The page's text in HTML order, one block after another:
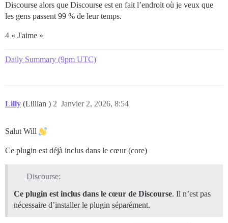
Discourse alors que Discourse est en fait l’endroit où je veux que
les gens passent 99 % de leur temps.
4 « J'aime »
Daily Summary (9pm UTC)
Lilly (Lillian ) Janvier 2, 2026, 8:54
2
Salut Will
Ce plugin est déjà inclus dans le cœur (core)
Discourse:
Ce plugin est inclus dans le cœur de Discourse. Il n’est pas
nécessaire d’installer le plugin séparément.